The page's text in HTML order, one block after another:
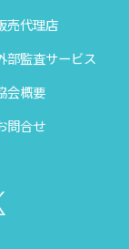
売代理店
部監査サービス
会概要
問合せ